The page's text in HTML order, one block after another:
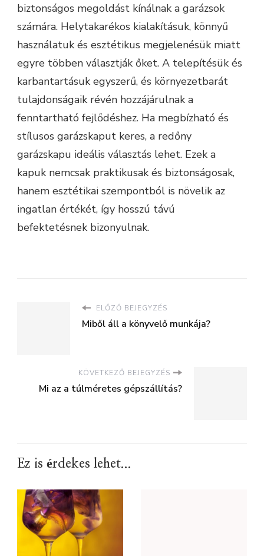
biztonságos megoldást kínálnak a garázsok
számára. Helytakarékos kialakításuk, könnyű
használatuk és esztétikus megjelenésük miatt
egyre többen választják őket. A telepítésük és
karbantartásuk egyszerű, és környezetbarát
tulajdonságaik révén hozzájárulnak a
fenntartható fejlődéshez. Ha megbízható és
stílusos garázskaput keres, a redőny
garázskapu ideális választás lehet. Ezek a
kapuk nemcsak praktikusak és biztonságosak,
hanem esztétikai szempontból is növelik az
ingatlan értékét, így hosszú távú
befektetésnek bizonyulnak.
ELŐZŐ BEJEGYZÉS
Miből áll a könyvelő munkája?
KÖVETKEZŐ BEJEGYZÉS
Mi az a túlméretes gépszállítás?
Ez is érdekes lehet...